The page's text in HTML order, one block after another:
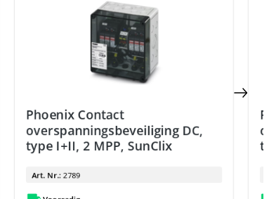
Phoenix Contact
overspanningsbeveiliging DC,
type I+II, 2 MPP, SunClix
Art. Nr.: 2789